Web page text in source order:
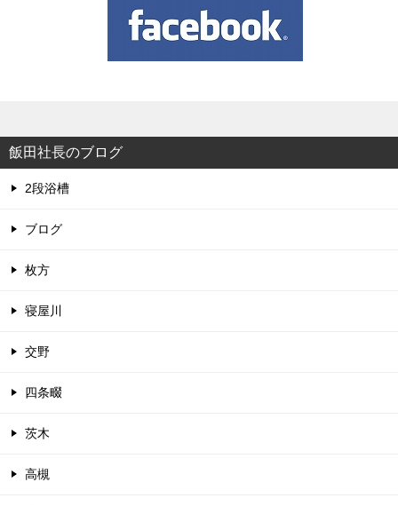
飯田社長のブログ
2段浴槽
ブログ
枚方
寝屋川
交野
四条畷
茨木
高槻